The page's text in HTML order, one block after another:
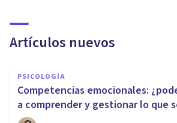
Artículos nuevos
PSICOLOGÍA
Competencias emocionales:
a comprender y gestionar lo que